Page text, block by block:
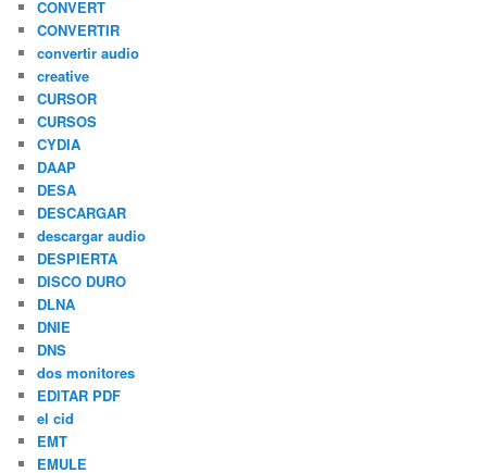
CONVERT
CONVERTIR
convertir audio
creative
CURSOR
CURSOS
CYDIA
DAAP
DESA
DESCARGAR
descargar audio
DESPIERTA
DISCO DURO
DLNA
DNIE
DNS
dos monitores
EDITAR PDF
el cid
EMT
EMULE